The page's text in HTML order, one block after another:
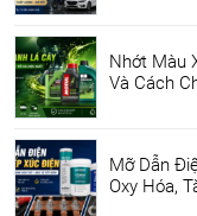
Nhớt Màu
Và Cách
Mỡ Dẫn
Oxy Hóa,